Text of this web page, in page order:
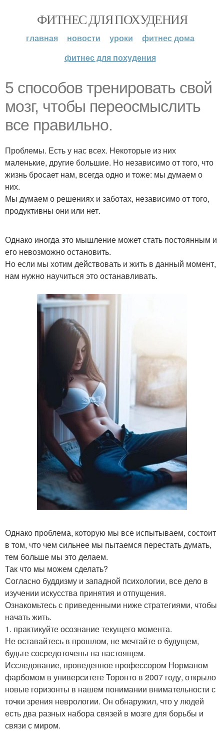
ФИТНЕС ДЛЯ ПОХУДЕНИЯ
главная новости уроки
фитнес дома
фитнес для похудения
5 способов тренировать свой
мозг, чтобы переосмыслить
все правильно.
Проблемы. Есть у нас всех. Некоторые из них
маленькие, другие большие. Но независимо от того, что
жизнь бросает нам, всегда одно и тоже: мы думаем о
них.
Мы думаем о решениях и заботах, независимо от того,
продуктивны они или нет.
Однако иногда это мышление может стать постоянным и
его невозможно остановить.
Но если мы хотим действовать и жить в данный момент,
нам нужно научиться это останавливать.
Однако проблема, которую мы все испытываем, состоит
в том, что чем сильнее мы пытаемся перестать думать,
тем больше мы это делаем.
Так что мы можем сделать?
Согласно буддизму и западной психологии, все дело в
изучении искусства принятия и отпущения.
Ознакомьтесь с приведенными ниже стратегиями, чтобы
начать жить.
1. практикуйте осознание текущего момента.
Не оставайтесь в прошлом, не мечтайте о будущем,
будьте сосредоточены на настоящем.
Исследование, проведенное профессором Норманом
фарбомом в университете Торонто в 2007 году, открыло
новые горизонты в нашем понимании внимательности с
точки зрения неврологии. Он обнаружил, что у людей
есть два разных набора связей в мозге для борьбы и
связи с миром.